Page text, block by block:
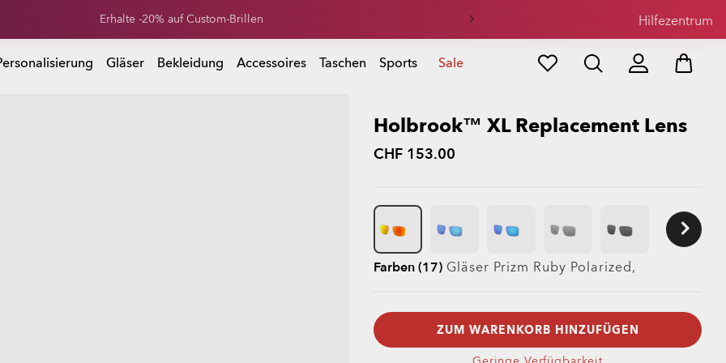
Summer-Sale: Bis zu -50% auf Kleidung & Accessoires Hilfezentrum
Gläser Bekleidung Accessoires Taschen Sports Sale
Holbrook™ XL Replacement Lens
CHF 153.00
Farben (17) Gläser Prizm Ruby Polarized,
ZUM WARENKORB HINZUFÜGEN